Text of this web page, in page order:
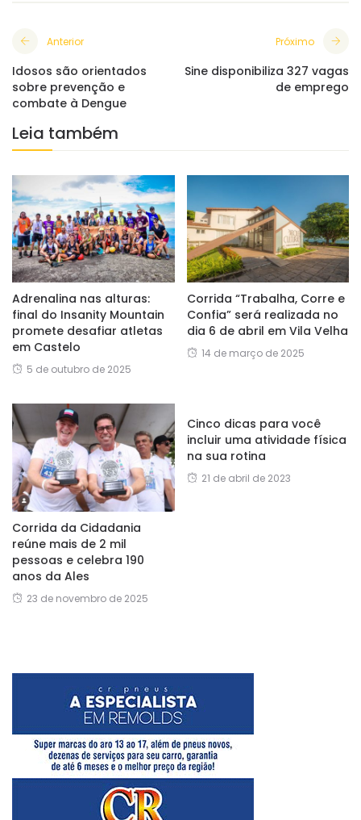
Anterior
Idosos são orientados
sobre prevenção e
combate à Dengue
Próximo
Sine disponibiliza 327 vagas
de emprego
Leia também
Adrenalina nas alturas:
final do Insanity Mountain
promete desafiar atletas
em Castelo
5 de outubro de 2025
Corrida “Trabalha, Corre e
Confia” será realizada no
dia 6 de abril em Vila Velha
14 de março de 2025
Corrida da Cidadania
reúne mais de 2 mil
pessoas e celebra 190
anos da Ales
23 de novembro de 2025
Cinco dicas para você
incluir uma atividade física
na sua rotina
21 de abril de 2023